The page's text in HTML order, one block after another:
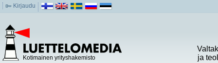
Kirjaudu
Kotimainen yrityshakemisto
ja